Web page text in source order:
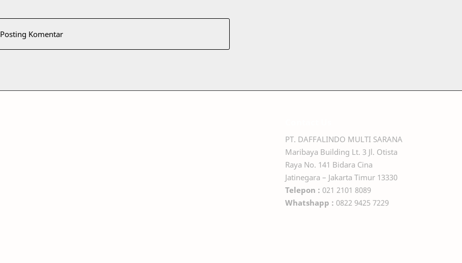
Posting Komentar
PT. DAFFALINDO MULTI SARANA
Maribaya Building Lt. 3 Jl. Otista
Raya No. 141 Bidara Cina
Jatinegara – Jakarta Timur 13330
Telepon : 021 2101 8089
Whatshapp : 0822 9425 7229